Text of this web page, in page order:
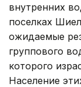
внутренних
поселках
ожидаемые
группового
которого
Население